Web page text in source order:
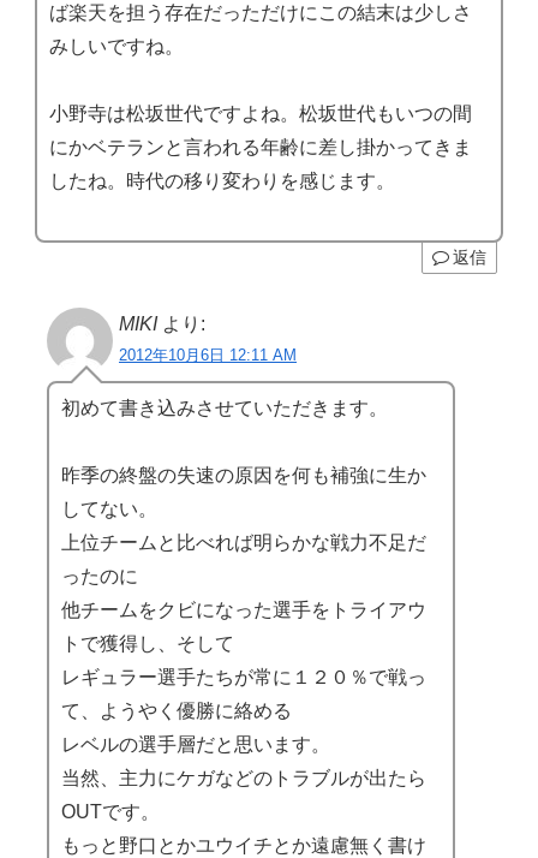
ば楽天を担う存在だっただけにこの結末は少しさ
みしいですね。
小野寺は松坂世代ですよね。松坂世代もいつの間
にかベテランと言われる年齢に差し掛かってきま
したね。時代の移り変わりを感じます。
返信
MIKI より:
2012年10月6日 12:11 AM
初めて書き込みさせていただきます。
昨季の終盤の失速の原因を何も補強に生か
してない。
上位チームと比べれば明らかな戦力不足だ
ったのに
他チームをクビになった選手をトライアウ
トで獲得し、そして
レギュラー選手たちが常に１２０％で戦っ
て、ようやく優勝に絡める
レベルの選手層だと思います。
当然、主力にケガなどのトラブルが出たら
OUTです。
もっと野口とかユウイチとか遠慮無く書け